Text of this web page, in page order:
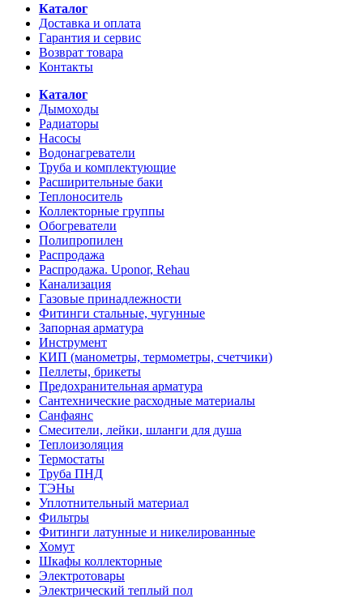
Каталог
Доставка и оплата
Гарантия и сервис
Возврат товара
Контакты
Каталог
Дымоходы
Радиаторы
Насосы
Водонагреватели
Труба и комплектующие
Расширительные баки
Теплоноситель
Коллекторные группы
Обогреватели
Полипропилен
Распродажа
Распродажа. Uponor, Rehau
Канализация
Газовые принадлежности
Фитинги стальные, чугунные
Запорная арматура
Инструмент
КИП (манометры, термометры, счетчики)
Пеллеты, брикеты
Предохранительная арматура
Сантехнические расходные материалы
Санфаянс
Смесители, лейки, шланги для душа
Теплоизоляция
Термостаты
Труба ПНД
ТЭНы
Уплотнительный материал
Фильтры
Фитинги латунные и никелированные
Хомут
Шкафы коллекторные
Электротовары
Электрический теплый пол